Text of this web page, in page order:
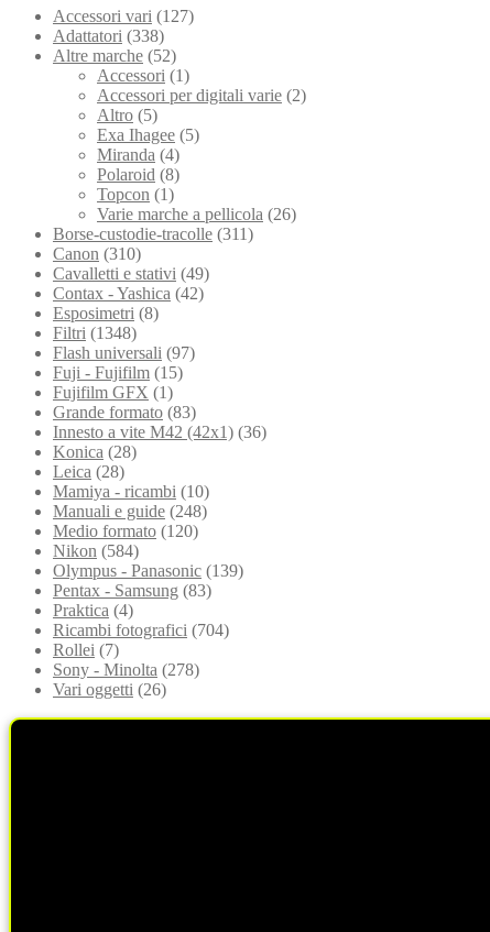
Accessori vari (127)
Adattatori (338)
Altre marche (52)
Accessori (1)
Accessori per digitali varie (2)
Altro (5)
Exa Ihagee (5)
Miranda (4)
Polaroid (8)
Topcon (1)
Varie marche a pellicola (26)
Borse-custodie-tracolle (311)
Canon (310)
Cavalletti e stativi (49)
Contax - Yashica (42)
Esposimetri (8)
Filtri (1348)
Flash universali (97)
Fuji - Fujifilm (15)
Fujifilm GFX (1)
Grande formato (83)
Innesto a vite M42 (42x1) (36)
Konica (28)
Leica (28)
Mamiya - ricambi (10)
Manuali e guide (248)
Medio formato (120)
Nikon (584)
Olympus - Panasonic (139)
Pentax - Samsung (83)
Praktica (4)
Ricambi fotografici (704)
Rollei (7)
Sony - Minolta (278)
Vari oggetti (26)